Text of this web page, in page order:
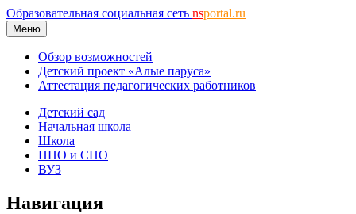
Образовательная социальная сеть nsportal.ru
Меню
Обзор возможностей
Детский проект «Алые паруса»
Аттестация педагогических работников
Детский сад
Начальная школа
Школа
НПО и СПО
ВУЗ
Навигация